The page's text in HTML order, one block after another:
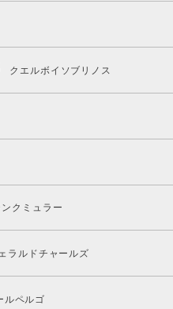
クエルボイソブリノス
ンクミュラー
ラルドチャールズ
ルペルゴ